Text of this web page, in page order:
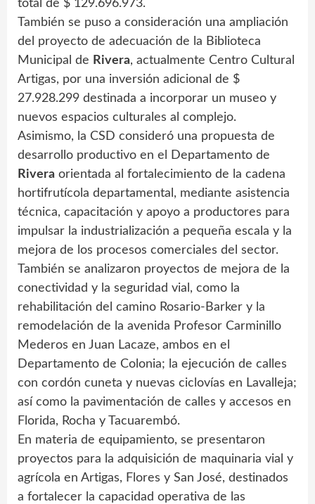
total de $ 129.696.973.
También se puso a consideración una ampliación
del proyecto de adecuación de la Biblioteca
Municipal de Rivera, actualmente Centro Cultural
Artigas, por una inversión adicional de $
27.928.299 destinada a incorporar un museo y
nuevos espacios culturales al complejo.
Asimismo, la CSD consideró una propuesta de
desarrollo productivo en el Departamento de
Rivera orientada al fortalecimiento de la cadena
hortifrutícola departamental, mediante asistencia
técnica, capacitación y apoyo a productores para
impulsar la industrialización a pequeña escala y la
mejora de los procesos comerciales del sector.
También se analizaron proyectos de mejora de la
conectividad y la seguridad vial, como la
rehabilitación del camino Rosario-Barker y la
remodelación de la avenida Profesor Carminillo
Mederos en Juan Lacaze, ambos en el
Departamento de Colonia; la ejecución de calles
con cordón cuneta y nuevas ciclovías en Lavalleja;
así como la pavimentación de calles y accesos en
Florida, Rocha y Tacuarembó.
En materia de equipamiento, se presentaron
proyectos para la adquisición de maquinaria vial y
agrícola en Artigas, Flores y San José, destinados
a fortalecer la capacidad operativa de las